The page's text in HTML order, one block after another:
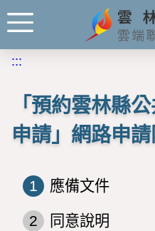
:::
「預約雲林縣
申請」網路申
1 應備文件
2 同意說明